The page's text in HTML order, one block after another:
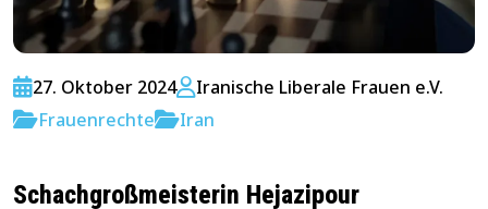
27. Oktober 2024
Iranische Liberale Frauen e.V.
Frauenrechte
Iran
Schachgroßmeisterin Hejazipour